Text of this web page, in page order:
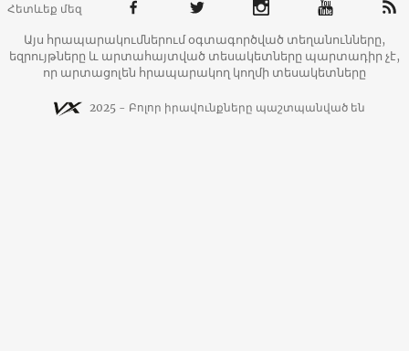
Հետևեք մեզ
Այս հրապարակումներում օգտագործված տեղանունները,
եզրույթները և արտահայտված տեսակետները պարտադիր չէ,
որ արտացոլեն հրապարակող կողմի տեսակետները
2025 - Բոլոր իրավունքները պաշտպանված են